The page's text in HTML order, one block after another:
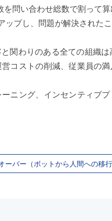
問い合わせ総数で割って
プし、問題が解決された
関わりのある全ての組織
コストの削減、従業員の
ニング、インセンティブ
ーバー（ボットから人間への移